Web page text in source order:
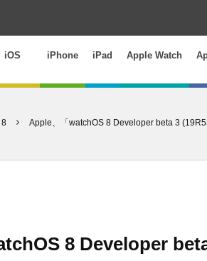
iOS iPhone iPad Apple Watch
8 Apple、「watchOS 8 Developer beta 3
8 Developer